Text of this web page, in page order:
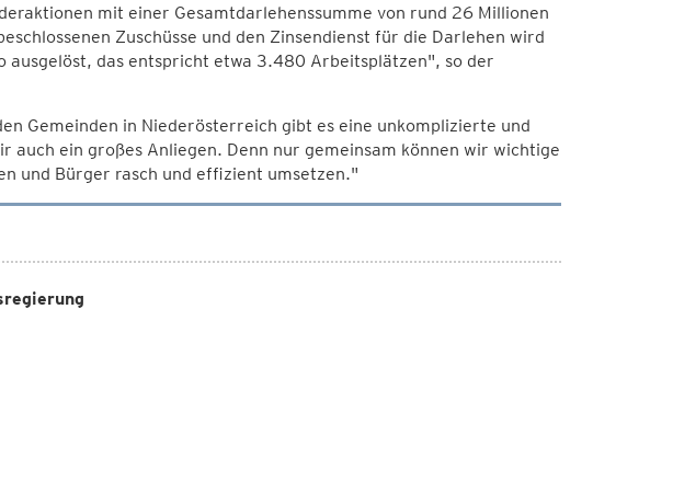
mit einer Gesamtdarlehenssumme von rund 26 Millionen
Zuschüsse und den Zinsendienst für die Darlehen wird
ausgelöst, das entspricht etwa 3.480 Arbeitsplätzen", so der
Gemeinden in Niederösterreich gibt es eine unkomplizierte und
auch ein großes Anliegen. Denn nur gemeinsam können wir wichtige
und Bürger rasch und effizient umsetzen."